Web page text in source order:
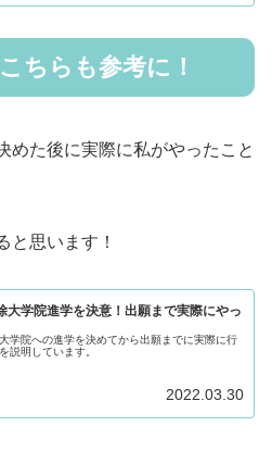
ちらも参考に！
めた後に実際に私がやったこと
と思います！
大学院進学を決意！出願まで実際にやっ
学院への進学を決めてから出願までに実際に行
説明しています。
2022.03.30